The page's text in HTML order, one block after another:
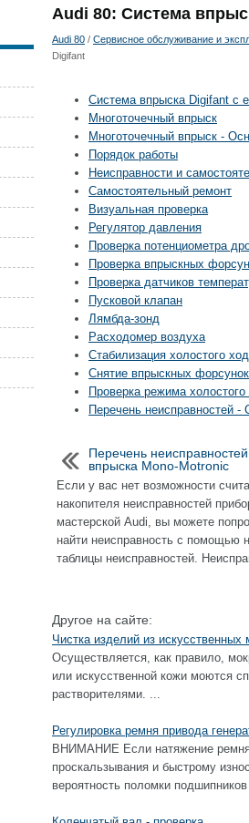
Audi 80: Система
Audi 80 / Сервисное обслуживание и
Digifant
Система впрыска Digifant с
Многоточечный впрыск
Многоточечный впрыск -
Порядок работы
Неисправности и
Самостоятельный ремонт
Визуальная проверка
Регулятор давления
Проверка потенциометра
Проверка впрыскных
Проверка датчиков
Пусковой клапан
Лямбда-зонд
Расходомер воздуха
Стабилизация холостого
Снятие впрыскных форсунок
Проверка режима
Перечень неисправностей
Перечень
впрыска Mono-Motronic
Если у вас нет возможности
накопителя неисправностей
мастерской Audi, вы можете
найти неисправность с помощью
таблицы неисправностей.
Другое на сайте:
Чистка изделий из искусственных
Осуществляется, как правило,
или искусственной кожи моются
растворителями. ...
Регулировка ремня привода
ВНИМАНИЕ Если натяжение ремня
проскальзывания и быстрому
вероятность поломки